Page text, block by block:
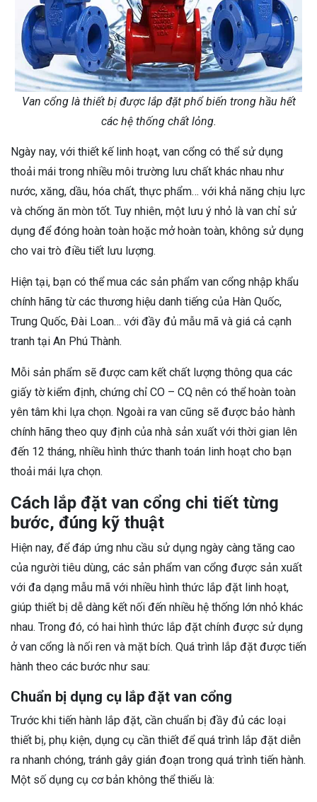
Van cổng là thiết bị được lắp đặt phổ biến trong hầu hết
các hệ thống chất lỏng.
Ngày nay, với thiết kế linh hoạt, van cổng có thể sử dụng
thoải mái trong nhiều môi trường lưu chất khác nhau như
nước, xăng, dầu, hóa chất, thực phẩm… với khả năng chịu lực
và chống ăn mòn tốt. Tuy nhiên, một lưu ý nhỏ là van chỉ sử
dụng để đóng hoàn toàn hoặc mở hoàn toàn, không sử dụng
cho vai trò điều tiết lưu lượng.
Hiện tại, bạn có thể mua các sản phẩm van cổng nhập khẩu
chính hãng từ các thương hiệu danh tiếng của Hàn Quốc,
Trung Quốc, Đài Loan… với đầy đủ mẫu mã và giá cả cạnh
tranh tại An Phú Thành.
Mỗi sản phẩm sẽ được cam kết chất lượng thông qua các
giấy tờ kiểm định, chứng chỉ CO – CQ nên có thể hoàn toàn
yên tâm khi lựa chọn. Ngoài ra van cũng sẽ được bảo hành
chính hãng theo quy định của nhà sản xuất với thời gian lên
đến 12 tháng, nhiều hình thức thanh toán linh hoạt cho bạn
thoải mái lựa chọn.
Cách lắp đặt van cổng chi tiết từng
bước, đúng kỹ thuật
Hiện nay, để đáp ứng nhu cầu sử dụng ngày càng tăng cao
của người tiêu dùng, các sản phẩm van cổng được sản xuất
với đa dạng mẫu mã với nhiều hình thức lắp đặt linh hoạt,
giúp thiết bị dễ dàng kết nối đến nhiều hệ thống lớn nhỏ khác
nhau. Trong đó, có hai hình thức lắp đặt chính được sử dụng
ở van cổng là nối ren và mặt bích. Quá trình lắp đặt được tiến
hành theo các bước như sau:
Chuẩn bị dụng cụ lắp đặt van cổng
Trước khi tiến hành lắp đặt, cần chuẩn bị đầy đủ các loại
thiết bị, phụ kiện, dụng cụ cần thiết để quá trình lắp đặt diễn
ra nhanh chóng, tránh gây gián đoạn trong quá trình tiến hành.
Một số dụng cụ cơ bản không thể thiếu là: